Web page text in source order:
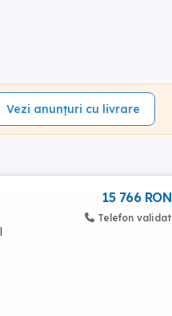
Vezi anunțuri cu livrare
15 766 RON
Telefon validat